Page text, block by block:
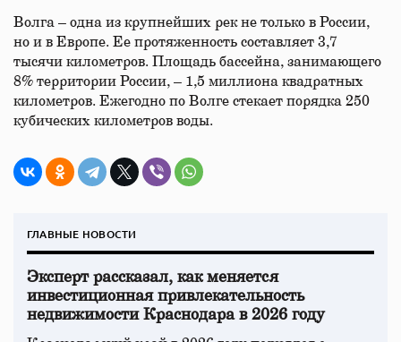
Волга – одна из крупнейших рек не только в России,
но и в Европе. Ее протяженность составляет 3,7
тысячи километров. Площадь бассейна, занимающего
8% территории России, – 1,5 миллиона квадратных
километров. Ежегодно по Волге стекает порядка 250
кубических километров воды.
ГЛАВНЫЕ НОВОСТИ
Эксперт рассказал, как меняется
инвестиционная привлекательность
недвижимости Краснодара в 2026 году